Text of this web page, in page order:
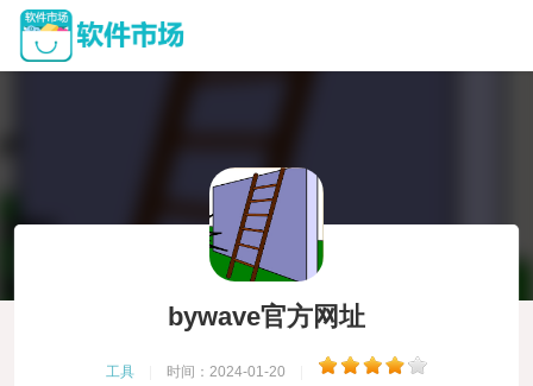
bywave官方网址
工具 时间：2024-01-20